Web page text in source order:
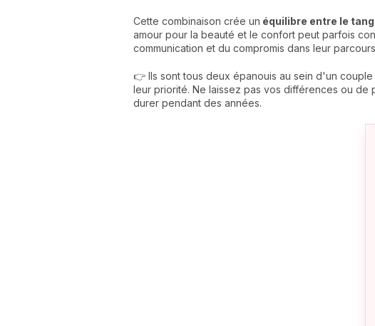
Cette combinaison crée un équilibre entre le
amour pour la beauté et le confort peut parfois
communication et du compromis dans leur
👉 Ils sont tous deux épanouis au sein d'un
leur priorité. Ne laissez pas vos différences ou
durer pendant des années.